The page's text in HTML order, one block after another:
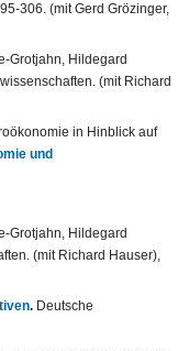
306. (mit Gerd Grözinger,
Grotjahn, Hildegard
(mit Richard
in Hinblick auf
und
Grotjahn, Hildegard
(mit Richard Hauser),
. Deutsche